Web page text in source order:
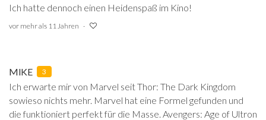
Ich hatte dennoch einen Heidenspaß im Kino!
vor mehr als 11 Jahren
MIKE 3
Ich erwarte mir von Marvel seit Thor: The Dark Kingdom
sowieso nichts mehr. Marvel hat eine Formel gefunden und
die funktioniert perfekt für die Masse. Avengers: Age of Ultron